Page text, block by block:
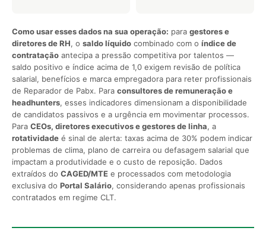
Como usar esses dados na sua operação: para gestores e
diretores de RH, o saldo líquido combinado com o índice de
contratação antecipa a pressão competitiva por talentos —
saldo positivo e índice acima de 1,0 exigem revisão de política
salarial, benefícios e marca empregadora para reter profissionais
de Reparador de Pabx. Para consultores de remuneração e
headhunters, esses indicadores dimensionam a disponibilidade
de candidatos passivos e a urgência em movimentar processos.
Para CEOs, diretores executivos e gestores de linha, a
rotatividade é sinal de alerta: taxas acima de 30% podem indicar
problemas de clima, plano de carreira ou defasagem salarial que
impactam a produtividade e o custo de reposição. Dados
extraídos do CAGED/MTE e processados com metodologia
exclusiva do Portal Salário, considerando apenas profissionais
contratados em regime CLT.